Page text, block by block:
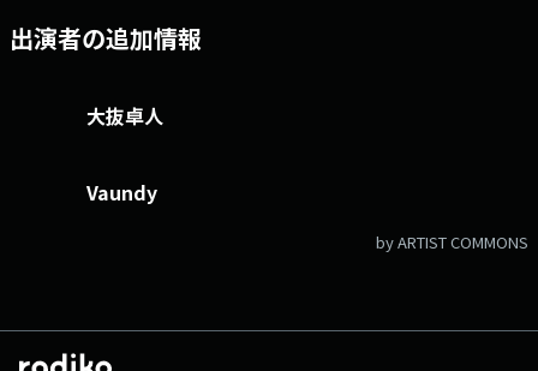
出演者の追加情報
大抜卓人
Vaundy
by ARTIST COMMONS